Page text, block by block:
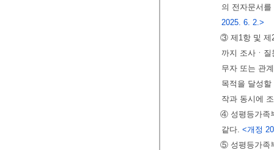
의 전자문서
2025. 6. 2.>
③ 제1항 및 제
까지 조사ㆍ
무자 또는 관
목적을 달성
작과 동시에
④ 성평등가족
같다. <개정
⑤ 성평등가족